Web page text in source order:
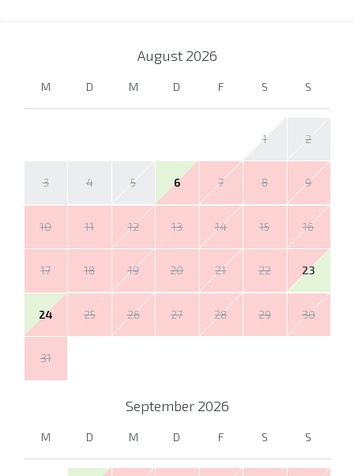
August 2026
M D M D F S S
1 2
3 4 5 6 7 8 9
10 11 12 13 14 15 16
17 18 19 20 21 22 23
24 25 26 27 28 29 30
31
September 2026
M D M D F S S